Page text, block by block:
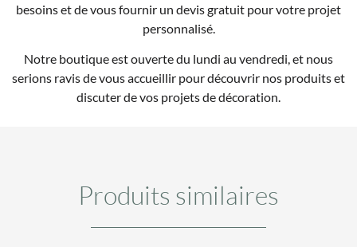
besoins et de vous fournir un devis gratuit pour votre projet
personnalisé.
Notre boutique est ouverte du lundi au vendredi, et nous
serions ravis de vous accueillir pour découvrir nos produits et
discuter de vos projets de décoration.
Produits similaires